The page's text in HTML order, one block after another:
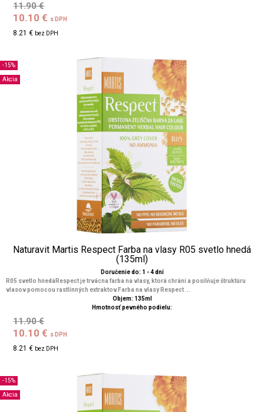
11.90 €
10.10 € s DPH
8.21 € bez DPH
-15%
Akcia
Naturavit Martis Respect Farba na vlasy R05 svetlo hnedá
(135ml)
Doručenie do: 1 - 4 dní
R05 svetlo hnedáRespect je trvácna farba na vlasy, ktorá chráni a posilňuje štruktúru
vlasov pomocou rastlinných extraktov.Farba na vlasy Respect ...
Objem: 135ml
Hmotnosť pevného podielu:
11.90 €
10.10 € s DPH
8.21 € bez DPH
-15%
Akcia